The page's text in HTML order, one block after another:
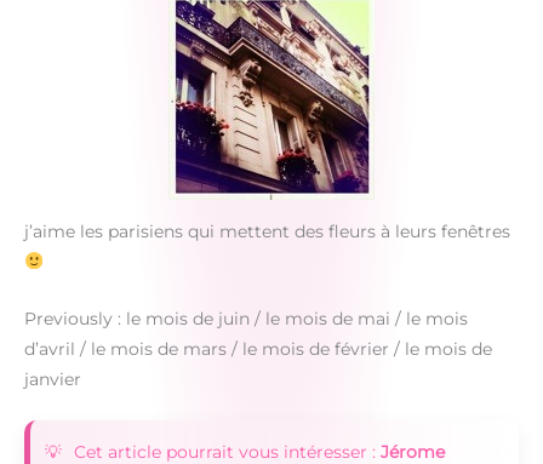
j’aime les parisiens qui mettent des fleurs à leurs fenêtres
Previously : le mois de juin / le mois de mai / le mois
d’avril / le mois de mars / le mois de février / le mois de
janvier
Cet article pourrait vous intéresser : Jérome